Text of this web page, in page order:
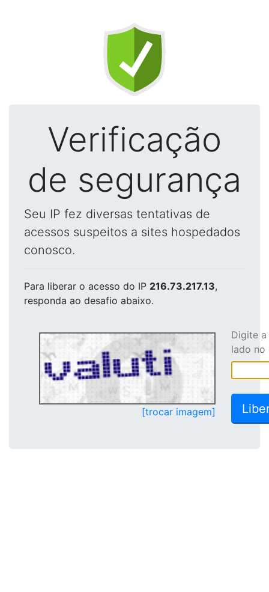
Verificação
de segurança
Seu IP fez diversas tentativas de
acessos suspeitos a sites hospedados
conosco.
Para liberar o acesso do IP 216.73.217.13,
responda ao desafio abaixo.
[trocar imagem]
Digite
lado no